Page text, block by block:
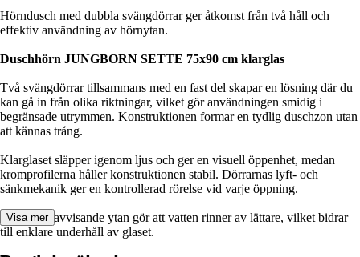
Hörndusch med dubbla svängdörrar ger åtkomst från två håll och
effektiv användning av hörnytan.
Duschhörn JUNGBORN SETTE 75x90 cm klarglas
Två svängdörrar tillsammans med en fast del skapar en lösning där du
kan gå in från olika riktningar, vilket gör användningen smidig i
begränsade utrymmen. Konstruktionen formar en tydlig duschzon utan
att kännas trång.
Klarglaset släpper igenom ljus och ger en visuell öppenhet, medan
kromprofilerna håller konstruktionen stabil. Dörrarnas lyft- och
sänkmekanik ger en kontrollerad rörelse vid varje öppning.
Den smutsavvisande ytan gör att vatten rinner av lättare, vilket bidrar
till enklare underhåll av glaset.
Visa mer